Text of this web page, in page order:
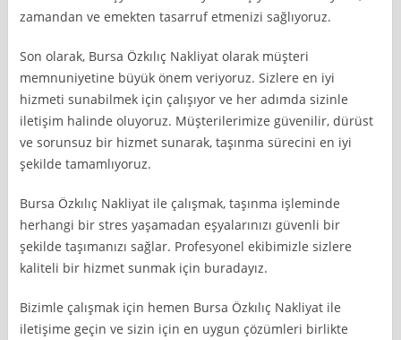
zamandan ve emekten tasarruf etmenizi sağlıyoruz.
Son olarak, Bursa Özkılıç Nakliyat olarak müşteri
memnuniyetine büyük önem veriyoruz. Sizlere en iyi
hizmeti sunabilmek için çalışıyor ve her adımda sizinle
iletişim halinde oluyoruz. Müşterilerimize güvenilir, dürüst
ve sorunsuz bir hizmet sunarak, taşınma sürecini en iyi
şekilde tamamlıyoruz.
Bursa Özkılıç Nakliyat ile çalışmak, taşınma işleminde
herhangi bir stres yaşamadan eşyalarınızı güvenli bir
şekilde taşımanızı sağlar. Profesyonel ekibimizle sizlere
kaliteli bir hizmet sunmak için buradayız.
Bizimle çalışmak için hemen Bursa Özkılıç Nakliyat ile
iletişime geçin ve sizin için en uygun çözümleri birlikte